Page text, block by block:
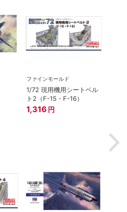
ファインモールド
1/72 現用機用シートベル
ト2（F-15・F-16）
1,316 円